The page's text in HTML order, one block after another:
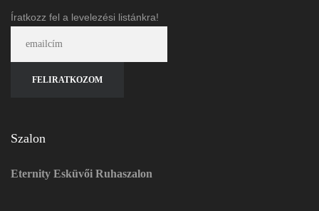
Íratkozz fel a levelezési listánkra!
Szalon
Eternity Esküvői Ruhaszalon